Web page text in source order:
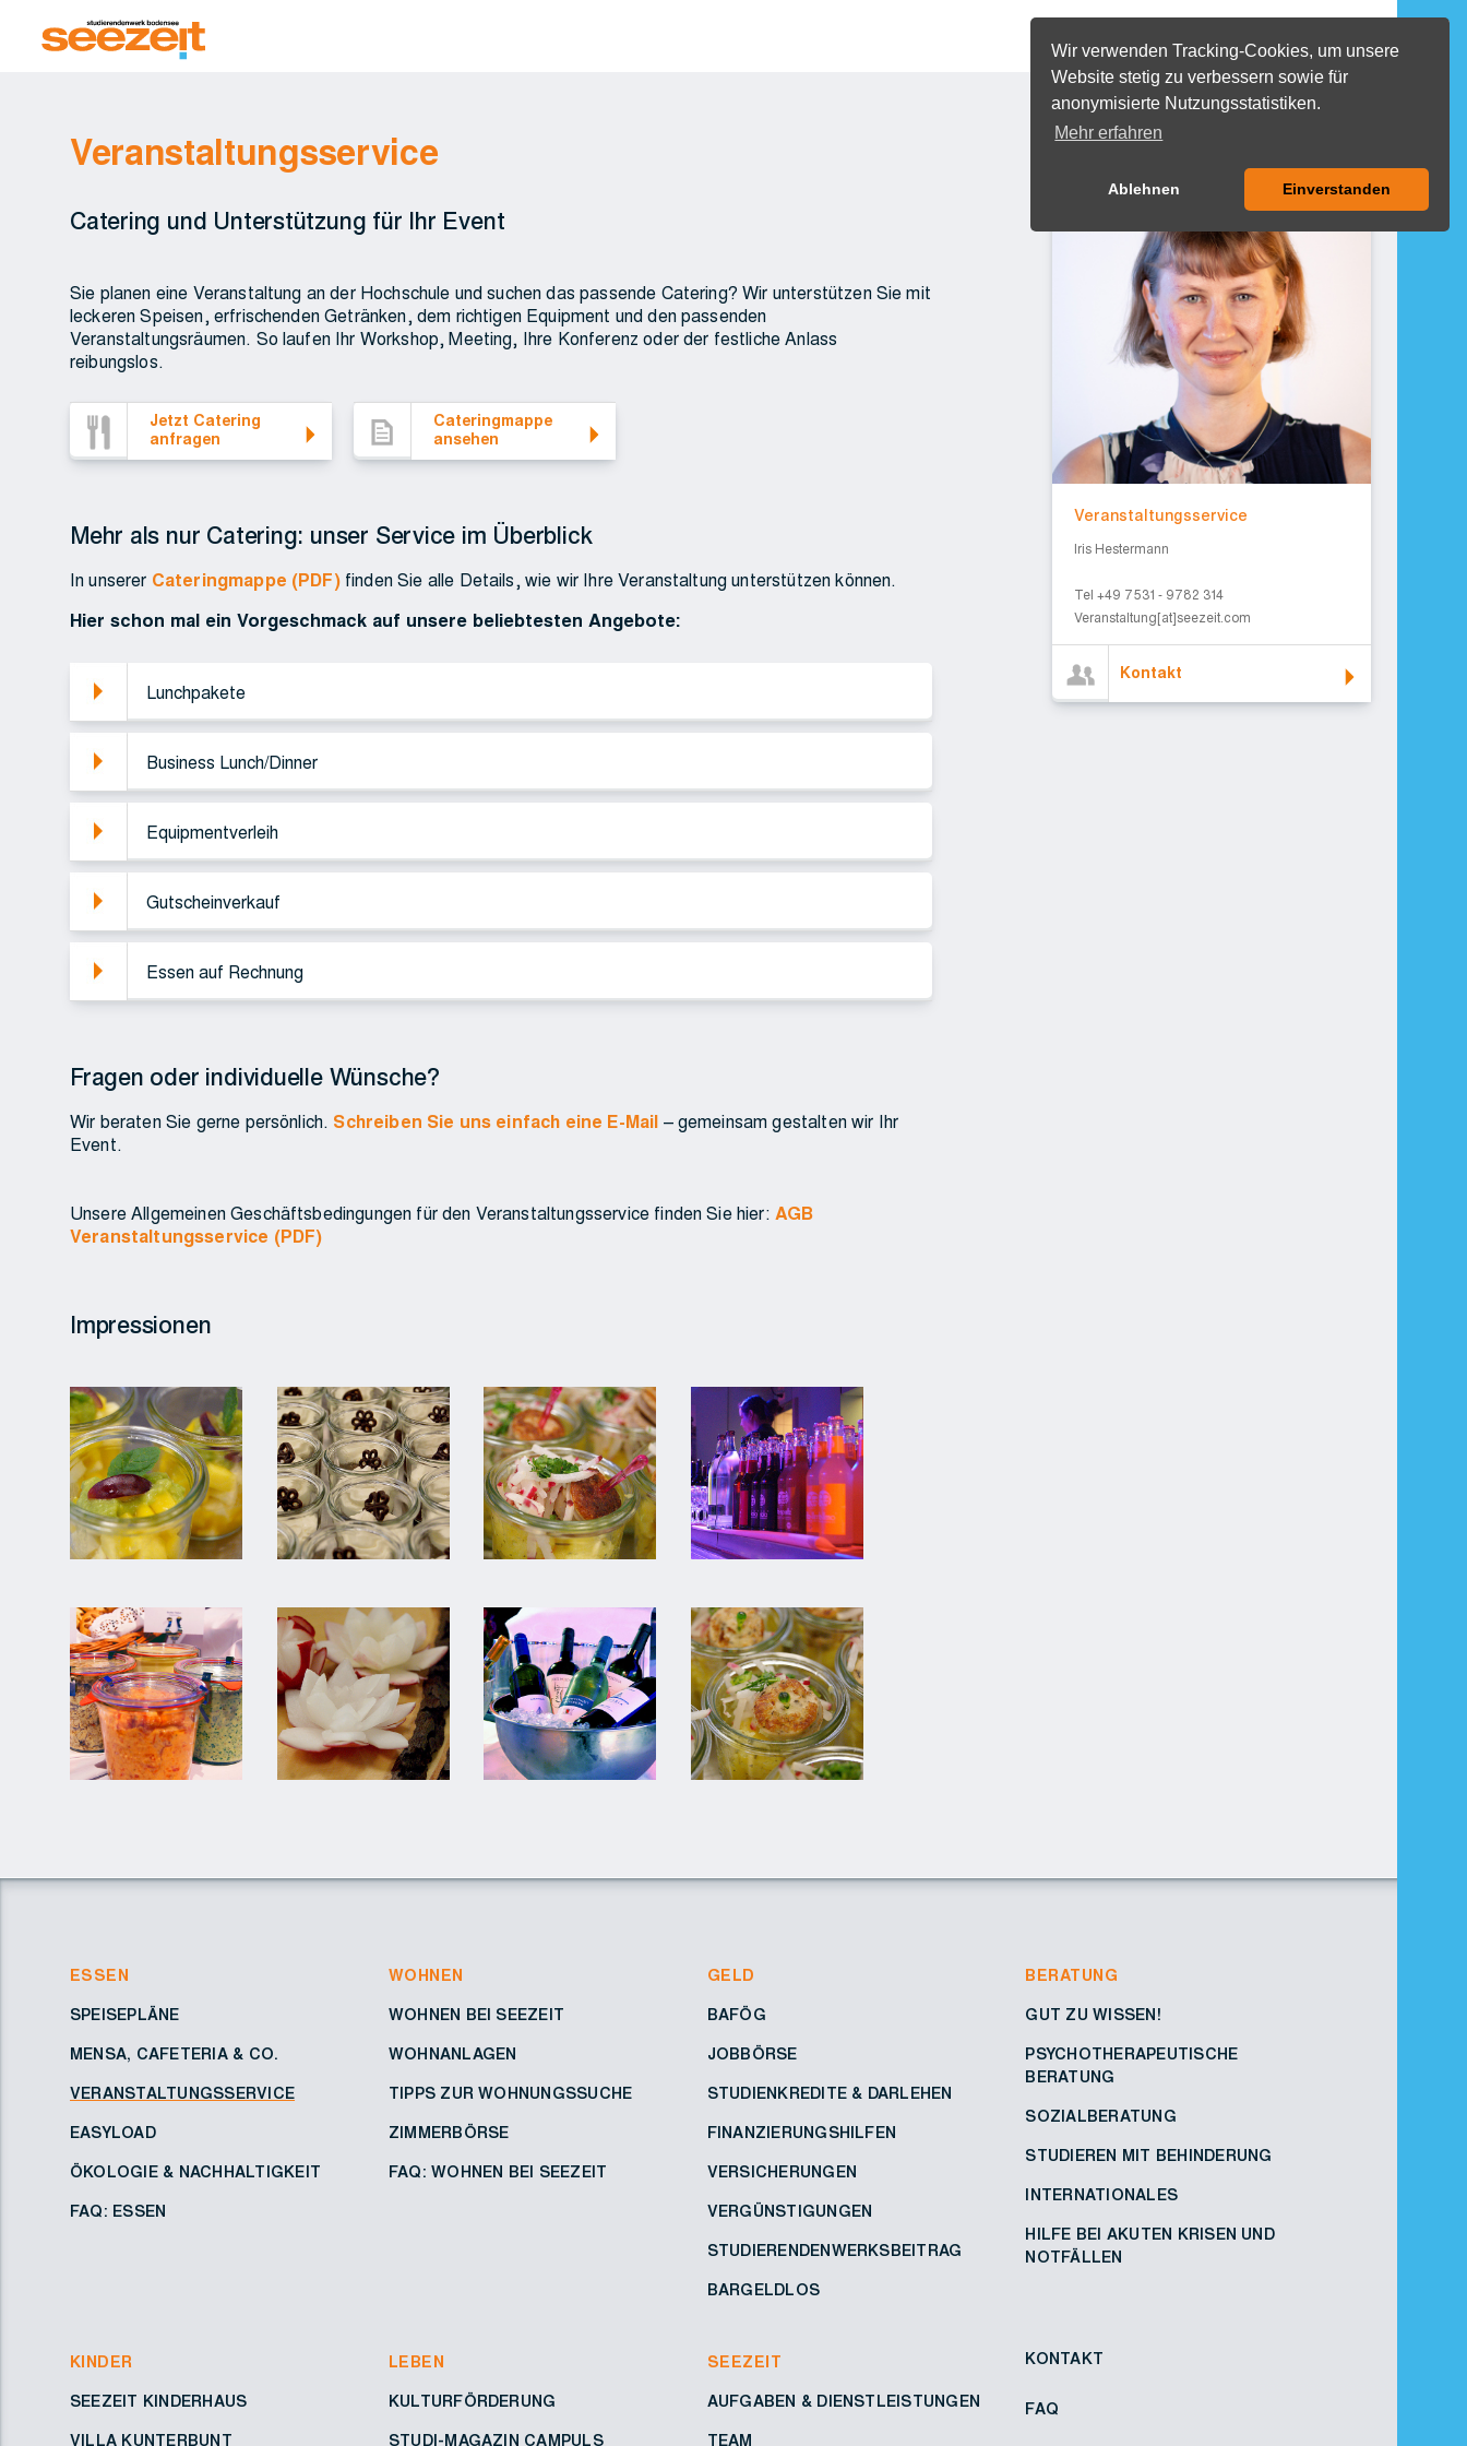
Wir verwenden Tracking-Cookies, um unsere
Website stetig zu verbessern sowie für
anonymisierte Nutzungsstatistiken.
Mehr erfahren
Ablehnen Einverstanden
Veranstaltungsservice
Catering und Unterstützung für Ihr Event
Sie planen eine Veranstaltung an der Hochschule und suchen das passende Catering? Wir unterstützen Sie mit
leckeren Speisen, erfrischenden Getränken, dem richtigen Equipment und den passenden
Veranstaltungsräumen. So laufen Ihr Workshop, Meeting, Ihre Konferenz oder der festliche Anlass
reibungslos.
E-Mail an den Veranstaltungsservice schreiben
Jetzt Catering
anfragen
Cateringmappe ansehen
Cateringmappe
ansehen
Mehr als nur Catering: unser Service im Überblick
In unserer Cateringmappe (PDF)finden Sie alle Details, wie wir Ihre Veranstaltung unterstützen können.
Hier schon mal ein Vorgeschmack auf unsere beliebtesten Angebote:
Lunchpakete
Business Lunch/Dinner
Equipmentverleih
Gutscheinverkauf
Essen auf Rechnung
Fragen oder individuelle Wünsche?
Wir beraten Sie gerne persönlich. Schreiben Sie uns einfach eine E-Mail – gemeinsam gestalten wir Ihr
Event.
Unsere Allgemeinen Geschäftsbedingungen für den Veranstaltungsservice finden Sie hier: AGB
Veranstaltungsservice (PDF)
Impressionen
Veranstaltungsservice
Iris Hestermann
Tel +49 7531 - 9782 314
Veranstaltung[at]seezeit.com
Kontakt
ESSEN
SPEISEPLÄNE
MENSA, CAFETERIA & CO.
VERANSTALTUNGSSERVICE
EASYLOAD
ÖKOLOGIE & NACHHALTIGKEIT
FAQ: ESSEN
WOHNEN
WOHNEN BEI SEEZEIT
WOHNANLAGEN
TIPPS ZUR WOHNUNGSSUCHE
ZIMMERBÖRSE
FAQ: WOHNEN BEI SEEZEIT
GELD
BAFÖG
JOBBÖRSE
STUDIENKREDITE & DARLEHEN
FINANZIERUNGSHILFEN
VERSICHERUNGEN
VERGÜNSTIGUNGEN
STUDIERENDENWERKSBEITRAG
BARGELDLOS
BERATUNG
GUT ZU WISSEN!
PSYCHOTHERAPEUTISCHE
BERATUNG
SOZIALBERATUNG
STUDIEREN MIT BEHINDERUNG
INTERNATIONALES
HILFE BEI AKUTEN KRISEN UND
NOTFÄLLEN
KINDER
SEEZEIT KINDERHAUS
VILLA KUNTERBUNT
LEBEN
KULTURFÖRDERUNG
STUDI-MAGAZIN CAMPULS
SEEZEIT
AUFGABEN & DIENSTLEISTUNGEN
TEAM
KONTAKT
FAQ